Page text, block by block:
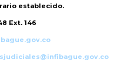
establecido.
Ext. 146